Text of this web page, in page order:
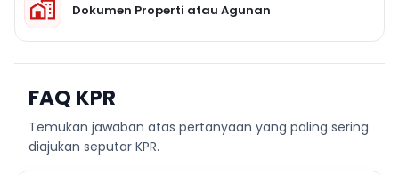
Dokumen Properti atau Agunan
FAQ KPR
Temukan jawaban atas pertanyaan yang paling sering
diajukan seputar KPR.